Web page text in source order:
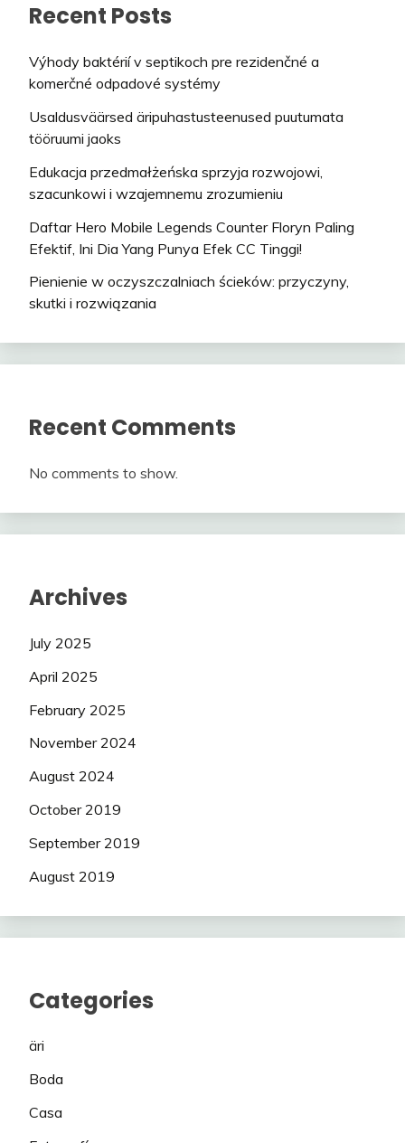
Recent Posts
Výhody baktérií v septikoch pre rezidenčné a
komerčné odpadové systémy
Usaldusväärsed äripuhastusteenused puutumata
tööruumi jaoks
Edukacja przedmałżeńska sprzyja rozwojowi,
szacunkowi i wzajemnemu zrozumieniu
Daftar Hero Mobile Legends Counter Floryn Paling
Efektif, Ini Dia Yang Punya Efek CC Tinggi!
Pienienie w oczyszczalniach ścieków: przyczyny,
skutki i rozwiązania
Recent Comments
No comments to show.
Archives
July 2025
April 2025
February 2025
November 2024
August 2024
October 2019
September 2019
August 2019
Categories
äri
Boda
Casa